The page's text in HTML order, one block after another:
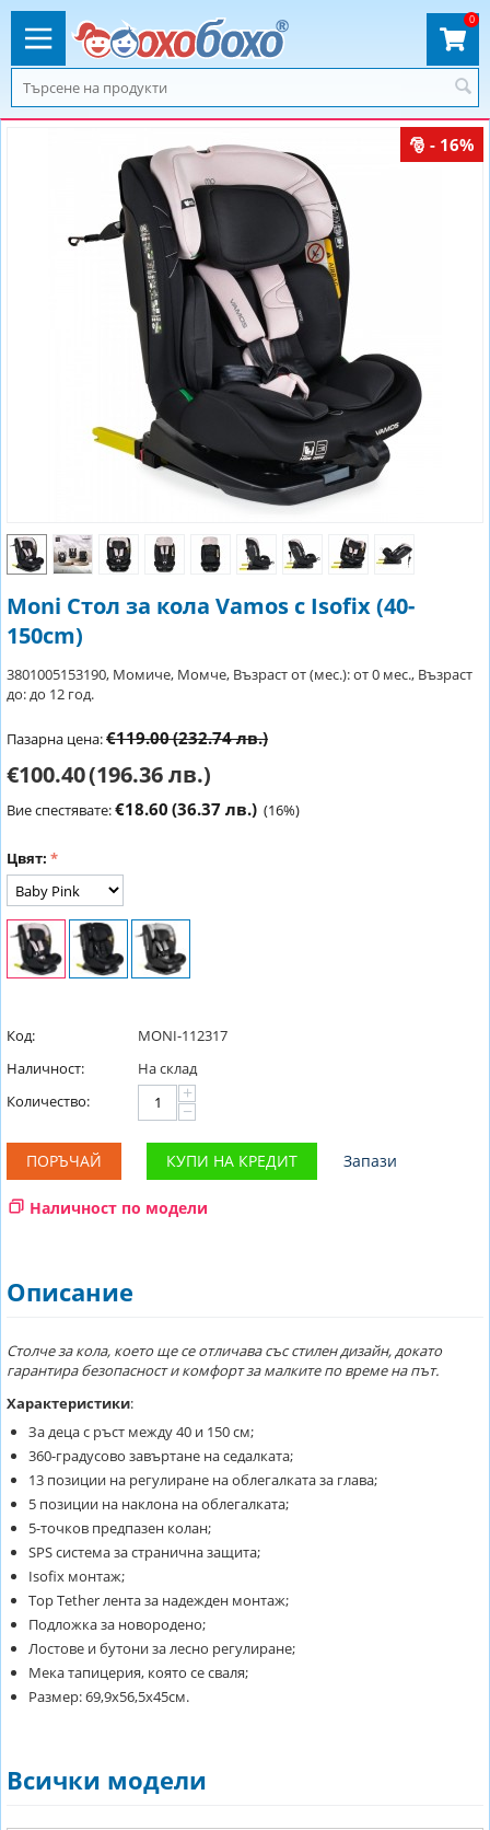
0
- 16%
Moni Стол за кола Vamos с Isofix (40-
150cm)
3801005153190, Момиче, Момче, Възраст от (мес.): от 0 мес., Възраст
до: до 12 год.
Пазарна цена:€119.00(232.74 лв.)
€100.40(196.36 лв.)
Вие спестявате:€18.60 (36.37 лв.) (16%)
Цвят:
Код:
MONI-112317
Наличност:
На склад
Количество:
+
−
ПОРЪЧАЙ КУПИ НА КРЕДИТ Запази
Наличност по модели
Описание
Столче за кола, което ще се отличава със стилен дизайн, докато
гарантира безопасност и комфорт за малките по време на път.
Характеристики:
За деца с ръст между 40 и 150 см;
360-градусово завъртане на седалката;
13 позиции на регулиране на облегалката за глава;
5 позиции на наклона на облегалката;
5-точков предпазен колан;
SPS система за странична защита;
Isofix монтаж;
Top Tether лента за надежден монтаж;
Подложка за новородено;
Лостове и бутони за лесно регулиране;
Мека тапицерия, която се сваля;
Размер: 69,9х56,5х45см.
Всички модели